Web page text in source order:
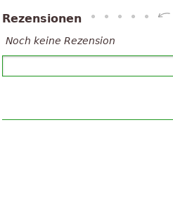
Rezensionen
Noch keine Rezension